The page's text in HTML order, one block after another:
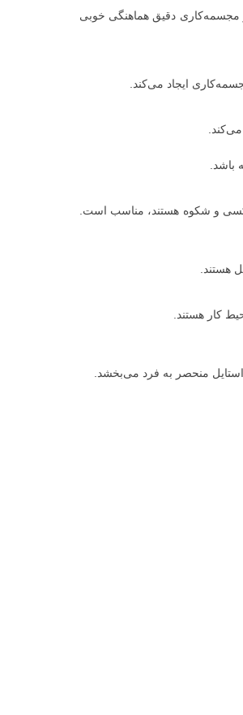
مجسمه‌کاری دقیق هماهنگی خوبی
ایجاد می‌کند.
باشد.
و شکوه هستند، مناسب است.
هستند.
کار هستند.
منحصر به فرد می‌بخشد.